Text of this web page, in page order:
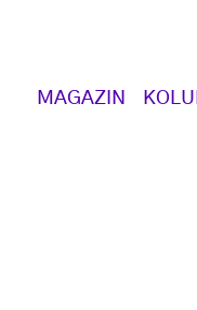
Main navigation
MAGAZIN